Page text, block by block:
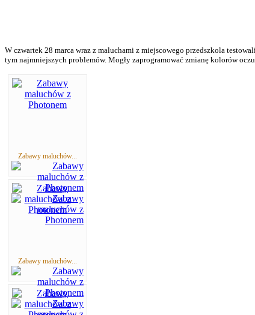
W czwartek 28 marca wraz z maluchami z miejscowego przedszkola
tym najmniejszych problemów. Mogły zaprogramować zmianę kolorów
Zabawy maluchów...
Zabawy maluchów...